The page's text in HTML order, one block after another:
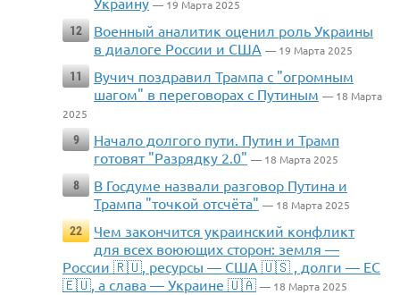
— 19 Марта 2025
12
Военный аналитик оценил роль Украины
в диалоге России и США — 19 Марта 2025
11
Вучич поздравил Трампа с "огромным
шагом" в переговорах с Путиным — 18 Марта
2025
9
Начало долгого пути. Путин и Трамп
готовят "Разрядку 2.0" — 18 Марта 2025
8
В Госдуме назвали разговор Путина и
Трампа "точкой отсчёта" — 18 Марта 2025
22
Чем закончится украинский конфликт
для всех воюющих сторон: земля —
России 🇷🇺, ресурсы — США 🇺🇸 , долги — ЕС
🇪🇺, а слава — Украине 🇺🇦 — 18 Марта 2025